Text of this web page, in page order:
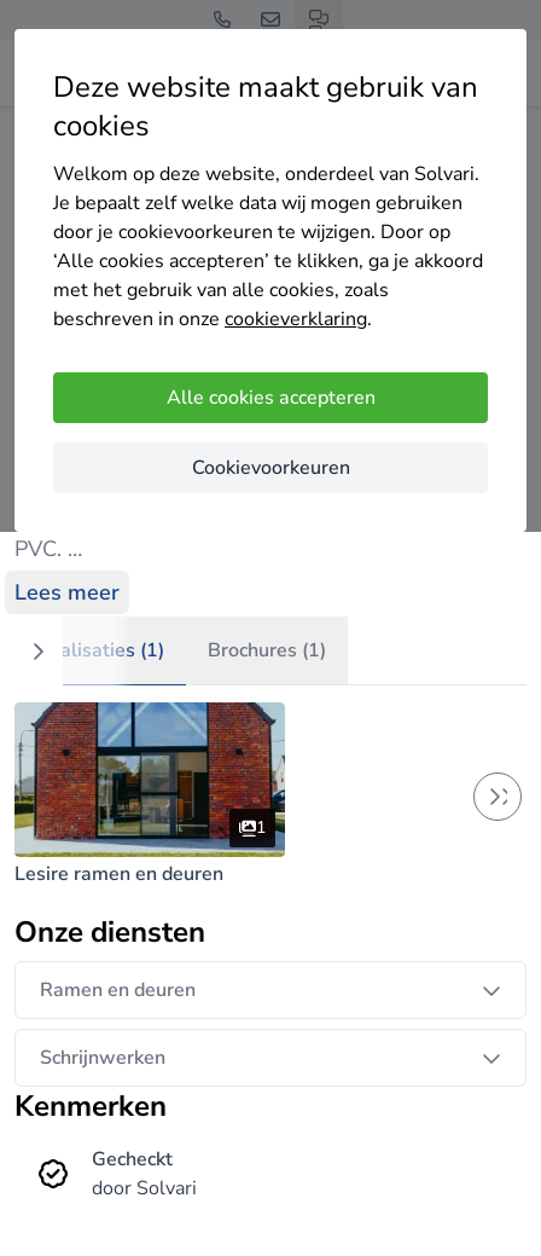
Deze website maakt gebruik van
cookies
Welkom op deze website, onderdeel van Solvari.
Je bepaalt zelf welke data wij mogen gebruiken
door je cookievoorkeuren te wijzigen. Door op
‘Alle cookies accepteren’ te klikken, ga je akkoord
met het gebruik van alle cookies, zoals
beschreven in onze cookieverklaring.
Alle cookies accepteren
Cookievoorkeuren
Home Bedrijven overzicht
Lesire ramen en deuren
(11 reviews)
Lesire Ramen en Deuren in Gent is uw specialist in
PVC.
klanten en krijgt u persoonlijk advies, snelle levering
en een scherpe prijs. Met jarenlange ervaring
zorgen wij voor energie-efficiënte, veilige en
stijlvolle oplossingen die perfect aansluiten bij uw
woning.
Of het nu gaat om nieuwbouw of renovatie, wij
begeleiden u van advies tot vakkundige plaatsing.
We werken uitsluitend met kwaliteitsmerken, zodat
u zeker bent van ramen en deuren die jarenlang
meegaan. Dankzij onze focus op kwaliteit,
duurzaamheid en service zijn wij de betrouwbare
partner voor ramen, deuren, schuiframen en
glaswerken in Gent en omstreken.
Kom langs in onze showroom --> Wiedauwkaai
111 - 9000 Gent
Lees meer
Realisaties (1) Brochures (1)
1
Lesire ramen en deuren
Onze diensten
Ramen en deuren
Schrijnwerken
Kenmerken
Gecheckt
door Solvari